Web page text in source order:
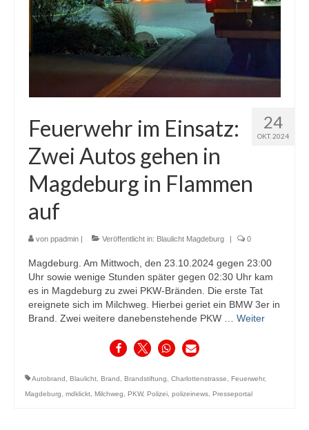
24
OKT. 2024
Feuerwehr im Einsatz:
Zwei Autos gehen in
Magdeburg in Flammen
auf
von ppadmin Veröffentlicht in: Blaulicht Magdeburg 0
Magdeburg. Am Mittwoch, den 23.10.2024 gegen 23:00
Uhr sowie wenige Stunden später gegen 02:30 Uhr kam
es in Magdeburg zu zwei PKW-Bränden. Die erste Tat
ereignete sich im Milchweg. Hierbei geriet ein BMW 3er in
Brand. Zwei weitere danebenstehende PKW … Weiter
Autobrand , Blaulicht, Brand , Brandstiftung, Charlottenstrasse, Feuerwehr,
Magdeburg, mdklickt, Milchweg, PKW, Polizei, polizeinews, Presseportal